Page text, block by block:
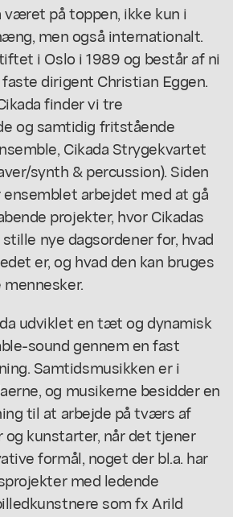
været på toppen, ikke kun i
men også internationalt.
i Oslo i 1989 og består af ni
dirigent Christian Eggen.
finder vi tre
og samtidig fritstående
Cikada Strygekvartet
synth & percussion). Siden
arbejdet med at gå
projekter, hvor Cikadas
nye dagsordener for, hvad
er, og hvad den kan bruges
udviklet en tæt og dynamisk
sound gennem en fast
Samtidsmusikken er i
og musikerne besidder en
til at arbejde på tværs af
kunstarter, når det tjener
formål, noget der bl.a. har
med ledende
som fx Arild